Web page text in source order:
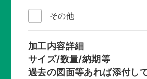
その他
加工内容詳細
サイズ/数量/納期等
過去の図面等あれば添付し